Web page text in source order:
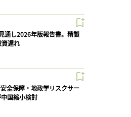
通し2026年版報告書。精製
遅れ
安全保障・地政学リスクサー
国縮小検討